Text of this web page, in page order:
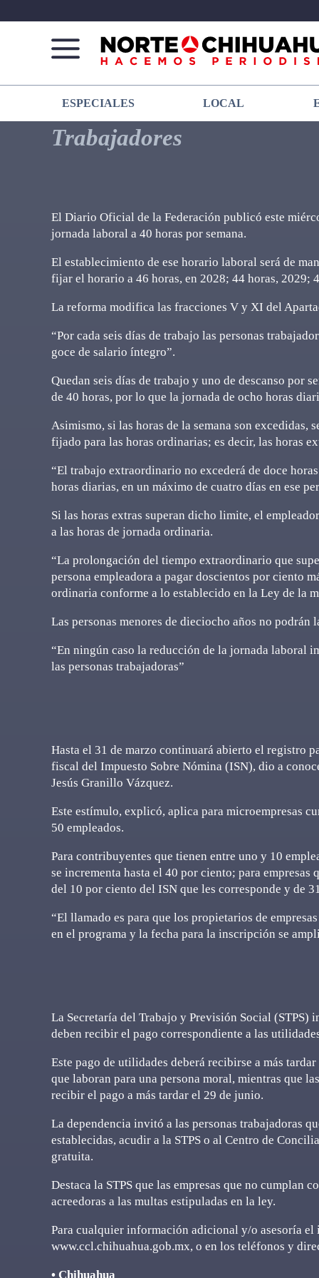
Norte
De
Chihuahua
Más
que
noticias,
hacemos periodismo
ESPECIALES LOCAL
Trabajadores
El Diario Oficial de la Federación publicó este
jornada laboral a 40 horas por semana.
El establecimiento de ese horario laboral será de
fijar el horario a 46 horas, en 2028; 44 horas, 2029;
La reforma modifica las fracciones V y XI del
“Por cada seis días de trabajo las personas
goce de salario íntegro”.
Quedan seis días de trabajo y uno de descanso por
de 40 horas, por lo que la jornada de ocho horas
Asimismo, si las horas de la semana son excedidas,
fijado para las horas ordinarias; es decir, las horas
“El trabajo extraordinario no excederá de doce
horas diarias, en un máximo de cuatro días en ese
Si las horas extras superan dicho limite, el
a las horas de jornada ordinaria.
“La prolongación del tiempo extraordinario que
persona empleadora a pagar doscientos por ciento
ordinaria conforme a lo establecido en la Ley de la
Las personas menores de dieciocho años no
“En ningún caso la reducción de la jornada laboral
las personas trabajadoras”
Hasta el 31 de marzo continuará abierto el registro
fiscal del Impuesto Sobre Nómina (ISN), dio a
Jesús Granillo Vázquez.
Este estímulo, explicó, aplica para microempresas
50 empleados.
Para contribuyentes que tienen entre uno y 10
se incrementa hasta el 40 por ciento; para empresas
del 10 por ciento del ISN que les corresponde y de
“El llamado es para que los propietarios de
en el programa y la fecha para la inscripción se
La Secretaría del Trabajo y Previsión Social (STPS)
deben recibir el pago correspondiente a las
Este pago de utilidades deberá recibirse a más
que laboran para una persona moral, mientras que
recibir el pago a más tardar el 29 de junio.
La dependencia invitó a las personas trabajadoras
establecidas, acudir a la STPS o al Centro de
gratuita.
Destaca la STPS que las empresas que no cumplan
acreedoras a las multas estipuladas en la ley.
Para cualquier información adicional y/o asesoría el
www.ccl.chihuahua.gob.mx, o en los teléfonos y
• Chihuahua